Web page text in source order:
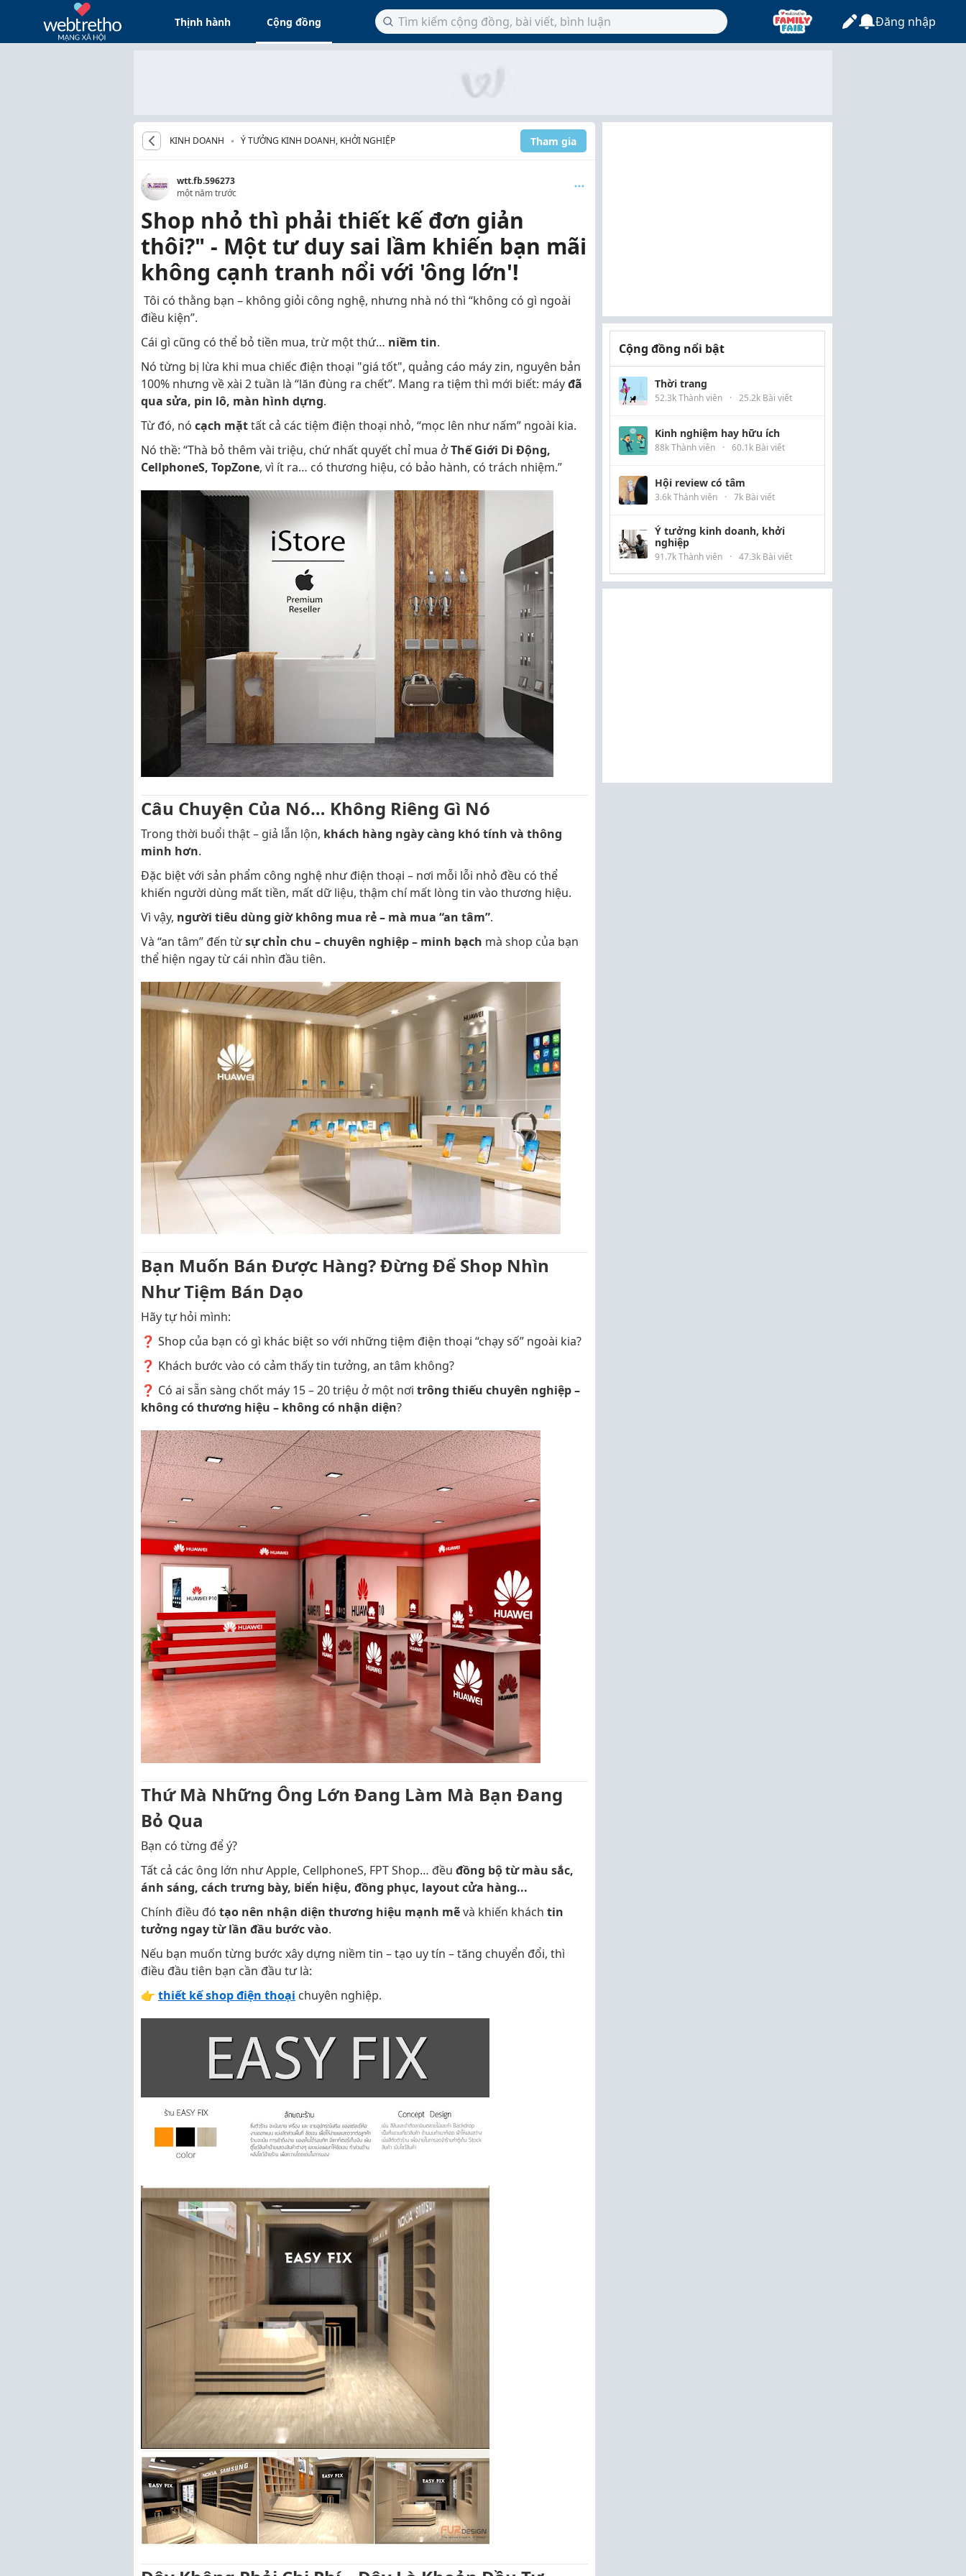
Thịnh hành Cộng đồng Đăng nhập
KINH DOANH Ý TƯỞNG KINH DOANH, KHỞI NGHIỆP Tham gia
wtt.fb.596273
một năm trước
Shop nhỏ thì phải thiết kế đơn giản
thôi?" - Một tư duy sai lầm khiến bạn mãi
không cạnh tranh nổi với 'ông lớn'!
Tôi có thằng bạn – không giỏi công nghệ, nhưng nhà nó thì “không có gì ngoài
điều kiện”.
Cái gì cũng có thể bỏ tiền mua, trừ một thứ… niềm tin.
Nó từng bị lừa khi mua chiếc điện thoại "giá tốt", quảng cáo máy zin, nguyên bản
100% nhưng về xài 2 tuần là “lăn đùng ra chết”. Mang ra tiệm thì mới biết: máyđã
qua sửa, pin lô, màn hình dựng.
Từ đó, nó cạch mặttất cả các tiệm điện thoại nhỏ, “mọc lên như nấm” ngoài kia.
Nó thề: “Thà bỏ thêm vài triệu, chứ nhất quyết chỉ mua ởThế Giới Di Động,
CellphoneS, TopZone, vì ít ra… có thương hiệu, có bảo hành, có trách nhiệm.”
Câu Chuyện Của Nó… Không Riêng Gì Nó
Trong thời buổi thật – giả lẫn lộn, khách hàng ngày càng khó tính và thông
minh hơn.
Đặc biệt với sản phẩm công nghệ như điện thoại – nơi mỗi lỗi nhỏ đều có thể
khiến người dùng mất tiền, mất dữ liệu, thậm chí mất lòng tin vào thương hiệu.
Vì vậy, người tiêu dùng giờ không mua rẻ – mà mua “an tâm”.
Và “an tâm” đến từsự chỉn chu – chuyên nghiệp – minh bạch mà shop của bạn
thể hiện ngay từ cái nhìn đầu tiên.
Bạn Muốn Bán Được Hàng? Đừng Để Shop Nhìn
Như Tiệm Bán Dạo
Hãy tự hỏi mình:
❓ Shop của bạn có gì khác biệt so với những tiệm điện thoại “chạy số” ngoài kia?
❓ Khách bước vào có cảm thấy tin tưởng, an tâm không?
❓ Có ai sẵn sàng chốt máy 15 – 20 triệu ở một nơi trông thiếu chuyên nghiệp –
không có thương hiệu – không có nhận diện?
Thứ Mà Những Ông Lớn Đang Làm Mà Bạn Đang
Bỏ Qua
Bạn có từng để ý?
Tất cả các ông lớn như Apple, CellphoneS, FPT Shop… đều đồng bộ từ màu sắc,
ánh sáng, cách trưng bày, biển hiệu, đồng phục, layout cửa hàng...
Chính điều đó tạo nên nhận diện thương hiệu mạnh mẽvà khiến khách tin
tưởng ngay từ lần đầu bước vào.
Nếu bạn muốn từng bước xây dựng niềm tin – tạo uy tín – tăng chuyển đổi, thì
điều đầu tiên bạn cần đầu tư là:
👉 thiết kế shop điện thoại chuyên nghiệp.
Cộng đồng nổi bật
Thời trang
52.3k Thành viên · 25.2k Bài viết
Kinh nghiệm hay hữu ích
88k Thành viên · 60.1k Bài viết
Hội review có tâm
3.6k Thành viên · 7k Bài viết
Ý tưởng kinh doanh, khởi
nghiệp
91.7k Thành viên · 47.3k Bài viết